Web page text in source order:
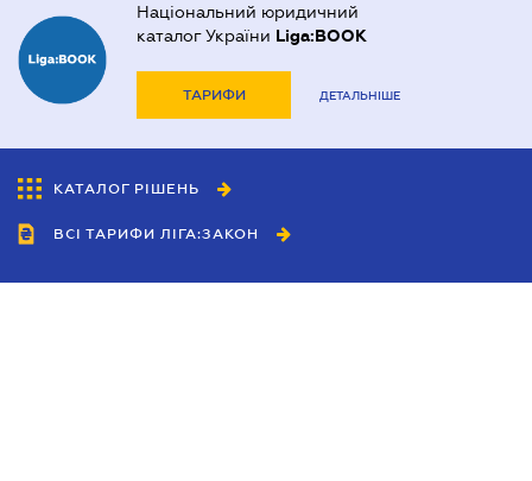
Національний юридичний
каталог України Liga:BOOK
ТАРИФИ ДЕТАЛЬНІШЕ
КАТАЛОГ РІШЕНЬ
ВСІ ТАРИФИ ЛІГА:ЗАКОН